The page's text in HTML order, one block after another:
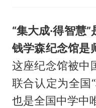
“集大成·得智慧
钱学森纪念馆是
这座纪念馆被中
联合认定为全国
也是全国中学中